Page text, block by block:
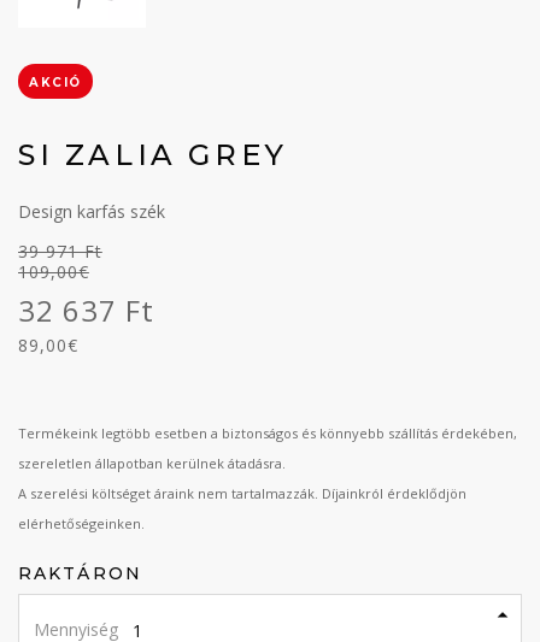
AKCIÓ
SI ZALIA GREY
Design karfás szék
32 637 Ft
89,00€
39 971 Ft
109,00€
Termékeink legtöbb esetben a biztonságos és könnyebb szállítás érdekében,
szereletlen állapotban kerülnek átadásra.
A szerelési költséget áraink nem tartalmazzák. Díjainkról érdeklődjön
elérhetőségeinken.
RAKTÁRON
Mennyiség